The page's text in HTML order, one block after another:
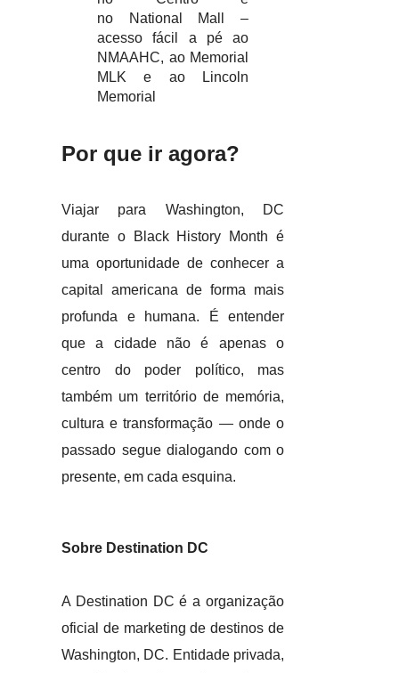
no National Mall –
acesso fácil a pé ao
NMAAHC, ao Memorial
MLK e ao Lincoln
Memorial
Por que ir agora?
Viajar para Washington, DC
durante o Black History Month é
uma oportunidade de conhecer a
capital americana de forma mais
profunda e humana. É entender
que a cidade não é apenas o
centro do poder político, mas
também um território de memória,
cultura e transformação — onde o
passado segue dialogando com o
presente, em cada esquina.
Sobre Destination DC
A Destination DC é a organização
oficial de marketing de destinos de
Washington, DC. Entidade privada,